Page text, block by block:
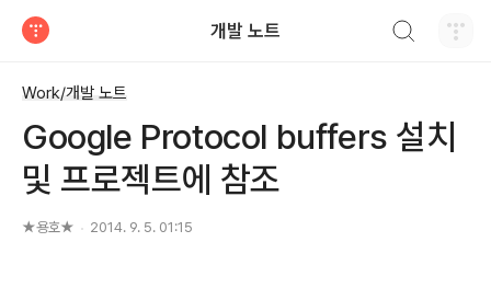
개발 노트
Work/개발 노트
Google Protocol buffers 설치
및 프로젝트에 참조
★용호★ 2014. 9. 5. 01:15